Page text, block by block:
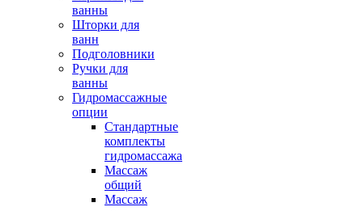
ванны
Шторки для
ванн
Подголовники
Ручки для
ванны
Гидромассажные
опции
Стандартные
комплекты
гидромассажа
Массаж
общий
Массаж